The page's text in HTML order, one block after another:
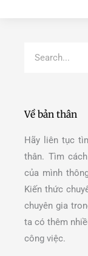
Về bản thân
Hãy liên tục
thân. Tìm
của mình
Kiến thức
chuyên gia
ta có thêm
công việc.